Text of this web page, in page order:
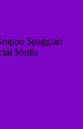
Spaggiari
Media